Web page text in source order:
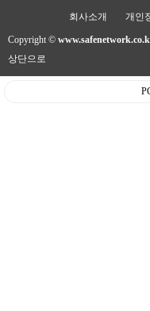
회사소개 개인
Copyright ©
상단으로